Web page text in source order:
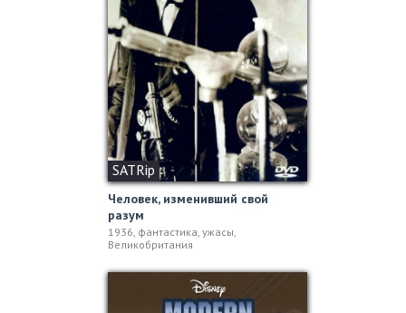
SATRip
Человек, изменивший свой
разум
1936, фантастика, ужасы,
Великобритания